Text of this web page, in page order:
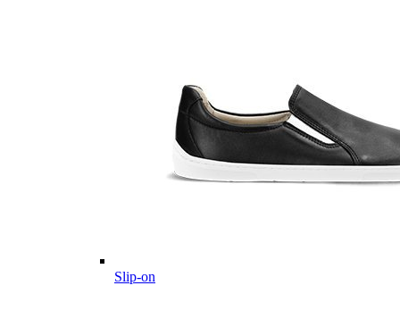
Slip-on